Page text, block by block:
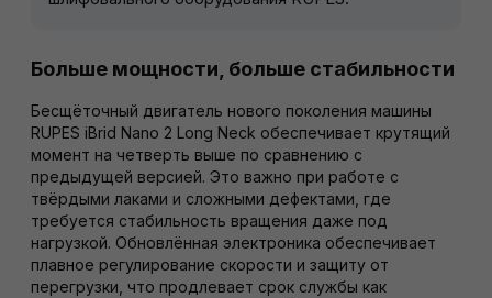
Больше мощности, больше стабильности
Бесщёточный двигатель нового поколения машины
RUPES iBrid Nano 2 Long Neck обеспечивает крутящий
момент на четверть выше по сравнению с
предыдущей версией. Это важно при работе с
твёрдыми лаками и сложными дефектами, где
требуется стабильность вращения даже под
нагрузкой. Обновлённая электроника обеспечивает
плавное регулирование скорости и защиту от
перегрузки, что продлевает срок службы как